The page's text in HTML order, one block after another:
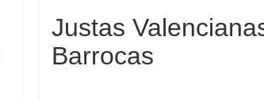
Justas
Barrocas